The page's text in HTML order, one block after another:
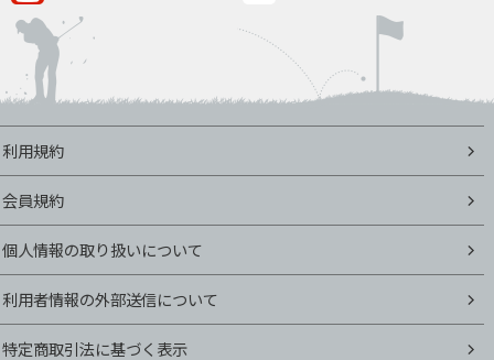
利用規約
会員規約
個人情報の取り扱いについて
利用者情報の外部送信について
特定商取引法に基づく表示